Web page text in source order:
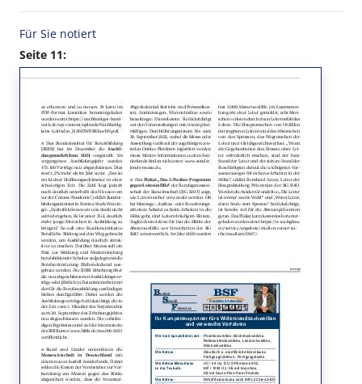
Für Sie notiert
Seite 11: